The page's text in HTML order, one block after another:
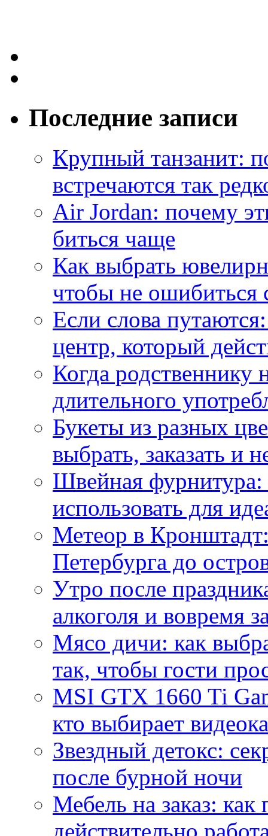
Последние записи
Крупный танзанит:
встречаются так
Air Jordan: почему
биться чаще
Как выбрать
чтобы не ошибиться
Если слова
центр, который
Когда
длительного
Букеты из разных
выбрать, заказать и
Швейная фурнитура:
использовать для
Метеор в
Петербурга до
Утро после
алкоголя и вовремя
Мясо дичи: как
так, чтобы гости
MSI GTX 1660 Ti
кто выбирает
Звездный детокс:
после бурной ночи
Мебель на заказ: